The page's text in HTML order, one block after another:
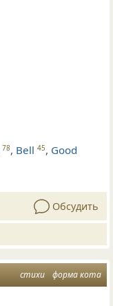
78, Bell 45, Good
Обсудить
стихи форма кота